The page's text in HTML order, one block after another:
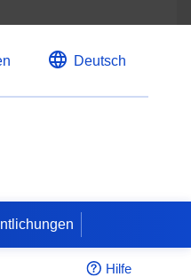
Deutsch
Hilfe